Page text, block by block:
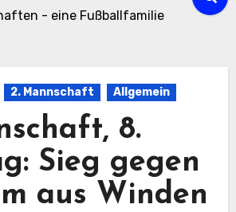
- eine Fußballfamilie
2. Mannschaft Allgemein
8.
Sieg gegen
aus Winden